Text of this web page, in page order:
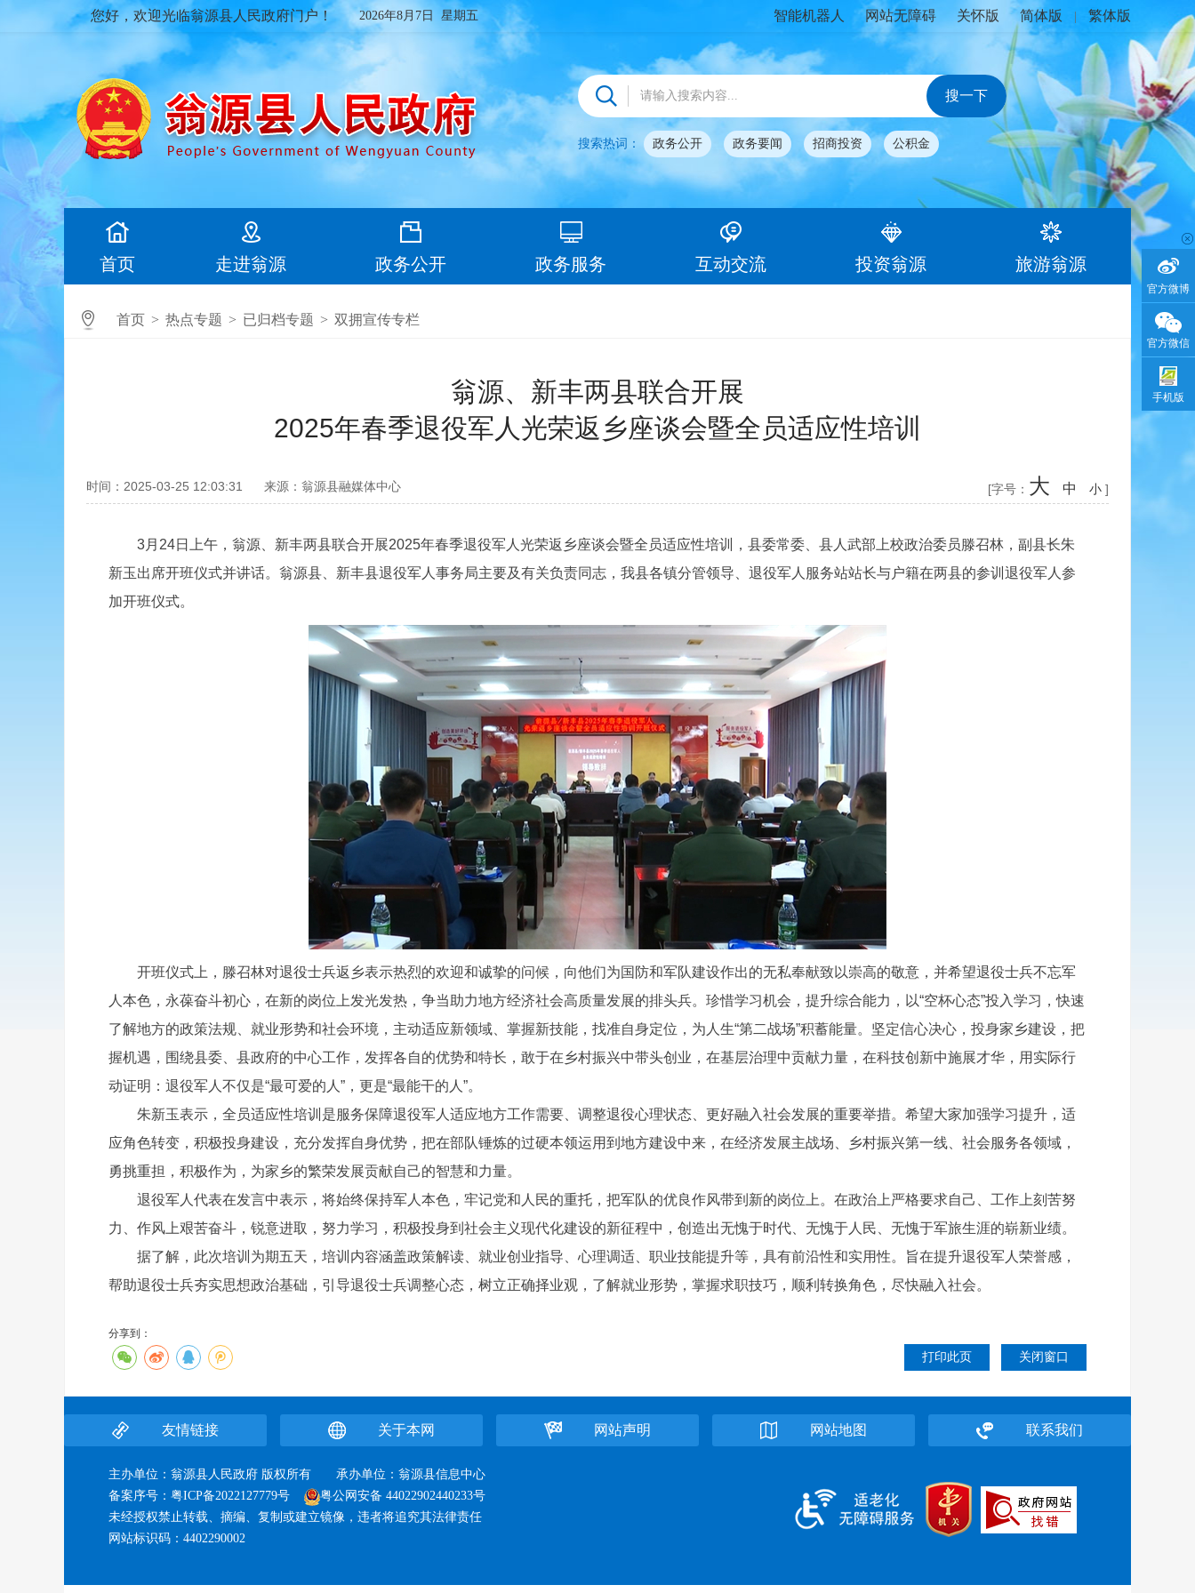
官方微博
官方微信
手机版
您好，欢迎光临翁源县人民政府门户！ 2026年8月7日 星期五 智能机器人 网站无障碍 关怀版 简体版 繁体版
搜索热词： 政务公开 政务要闻 招商投资 公积金
首页 走进翁源 政务公开 政务服务 互动交流 投资翁源 旅游翁源
首页 > 热点专题 > 已归档专题 > 双拥宣传专栏
翁源、新丰两县联合开展
2025年春季退役军人光荣返乡座谈会暨全员适应性培训
时间：2025-03-25 12:03:31 来源：翁源县融媒体中心 [字号： 大 中 小 ]
3月24日上午，翁源、新丰两县联合开展2025年春季退役军人光荣返乡座谈会暨全员适应性培训，县委常委、县人武部上校政治委员滕召林，副县长朱
新玉出席开班仪式并讲话。翁源县、新丰县退役军人事务局主要及有关负责同志，我县各镇分管领导、退役军人服务站站长与户籍在两县的参训退役军人参
加开班仪式。
开班仪式上，滕召林对退役士兵返乡表示热烈的欢迎和诚挚的问候，向他们为国防和军队建设作出的无私奉献致以崇高的敬意，并希望退役士兵不忘军
人本色，永葆奋斗初心，在新的岗位上发光发热，争当助力地方经济社会高质量发展的排头兵。珍惜学习机会，提升综合能力，以“空杯心态”投入学习，快速
了解地方的政策法规、就业形势和社会环境，主动适应新领域、掌握新技能，找准自身定位，为人生“第二战场”积蓄能量。坚定信心决心，投身家乡建设，把
握机遇，围绕县委、县政府的中心工作，发挥各自的优势和特长，敢于在乡村振兴中带头创业，在基层治理中贡献力量，在科技创新中施展才华，用实际行
动证明：退役军人不仅是“最可爱的人”，更是“最能干的人”。
朱新玉表示，全员适应性培训是服务保障退役军人适应地方工作需要、调整退役心理状态、更好融入社会发展的重要举措。希望大家加强学习提升，适
应角色转变，积极投身建设，充分发挥自身优势，把在部队锤炼的过硬本领运用到地方建设中来，在经济发展主战场、乡村振兴第一线、社会服务各领域，
勇挑重担，积极作为，为家乡的繁荣发展贡献自己的智慧和力量。
退役军人代表在发言中表示，将始终保持军人本色，牢记党和人民的重托，把军队的优良作风带到新的岗位上。在政治上严格要求自己、工作上刻苦努
力、作风上艰苦奋斗，锐意进取，努力学习，积极投身到社会主义现代化建设的新征程中，创造出无愧于时代、无愧于人民、无愧于军旅生涯的崭新业绩。
据了解，此次培训为期五天，培训内容涵盖政策解读、就业创业指导、心理调适、职业技能提升等，具有前沿性和实用性。旨在提升退役军人荣誉感，
帮助退役士兵夯实思想政治基础，引导退役士兵调整心态，树立正确择业观，了解就业形势，掌握求职技巧，顺利转换角色，尽快融入社会。
打印此页 关闭窗口
分享到：
友情链接 关于本网 网站声明 网站地图 联系我们
主办单位：翁源县人民政府 版权所有 承办单位：翁源县信息中心
备案序号： 粤ICP备2022127779号
粤公网安备 44022902440233号
未经授权禁止转载、摘编、复制或建立镜像，违者将追究其法律责任
网站标识码：4402290002